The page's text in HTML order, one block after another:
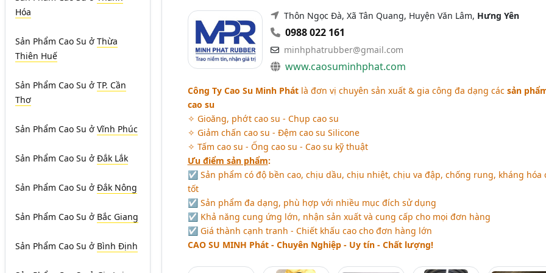
Hóa
Sản Phẩm Cao Su ở Thừa
Thiên Huế
Sản Phẩm Cao Su ở TP. Cần
Thơ
Sản Phẩm Cao Su ở Vĩnh Phúc
Sản Phẩm Cao Su ở Đắk Lắk
Sản Phẩm Cao Su ở Đắk Nông
Sản Phẩm Cao Su ở Bắc Giang
Sản Phẩm Cao Su ở Bình Định
Thôn Ngọc Đà, Xã Tân Quang, Huyện Văn Lâm, Hưng Yên
0988 022 161
minhphatrubber@gmail.com
www.caosuminhphat.com
Công Ty Cao Su Minh Phátlà đơn vị chuyên sản xuất & gia công đa dạng các sản
cao su
✧ Gioăng, phớt cao su - Chụp cao su
✧ Giảm chấn cao su - Đệm cao su Silicone
✧ Tấm cao su - Ống cao su - Cao su kỹ thuật
Ưu điểm sản phẩm:
☑ Sản phẩm có độ bền cao, chịu dầu, chịu nhiệt, chịu va đập, chống rung, kháng hóa
tốt
☑ Sản phẩm đa dạng, phù hợp với nhiều mục đích sử dụng
☑ Khả năng cung ứng lớn, nhận sản xuất và cung cấp cho mọi đơn hàng
☑ Giá thành cạnh tranh - Chiết khấu cao cho đơn hàng lớn
CAO SU MINH Phát - Chuyên Nghiệp - Uy tín - Chất lượng!